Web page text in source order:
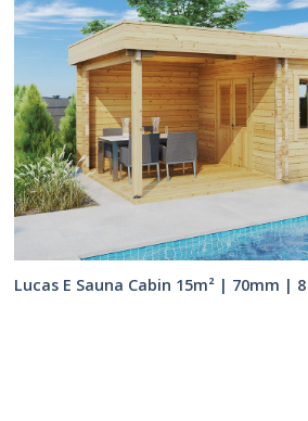
Lucas E Sauna Cabin 15m² | 70mm |